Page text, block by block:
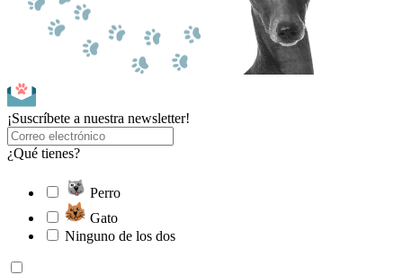
¡Suscríbete a nuestra newsletter!
¿Qué tienes?
Perro
Gato
Ninguno de los dos